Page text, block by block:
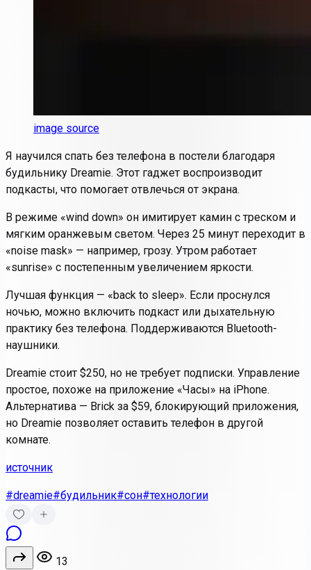
image source
Я научился спать без телефона в постели благодаря
будильнику Dreamie. Этот гаджет воспроизводит
подкасты, что помогает отвлечься от экрана.
В режиме «wind down» он имитирует камин с треском и
мягким оранжевым светом. Через 25 минут переходит в
«noise mask» — например, грозу. Утром работает
«sunrise» с постепенным увеличением яркости.
Лучшая функция — «back to sleep». Если проснулся
ночью, можно включить подкаст или дыхательную
практику без телефона. Поддерживаются Bluetooth-
наушники.
Dreamie стоит $250, но не требует подписки. Управление
простое, похоже на приложение «Часы» на iPhone.
Альтернатива — Brick за $59, блокирующий приложения,
но Dreamie позволяет оставить телефон в другой
комнате.
источник
#dreamie#будильник#сон#технологии
13